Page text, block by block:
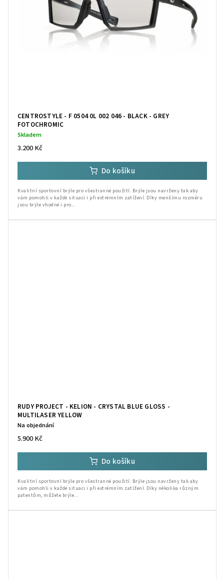
CENTROSTYLE - F 0504 0L 002 046 - BLACK - GREY
FOTOCHROMIC
Skladem
3.200 Kč
Do košíku
Kvalitní sportovní brýle pro všestranné použití. Brýle jsou navrženy tak aby
vám pomohli v každé situaci i při extrémním zatížení. Díky menšímu rozměru
jsou brýle vhodné i pro...
RUDY PROJECT - KELION - CRYSTAL BLUE GLOSS -
MULTILASER YELLOW
Na objednání
5.900 Kč
Do košíku
Kvalitní sportovní brýle pro všestranné použití. Brýle jsou navrženy tak aby
vám pomohli v každé situaci i při extrémním zatížení. Díky několika různým
patentům, můžete brýle...